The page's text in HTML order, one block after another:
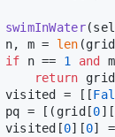
swimInWater(
n, m =
len
if n == 1 and
return
visited = [[
pq = [(grid[
0][
visited[
0][0] =